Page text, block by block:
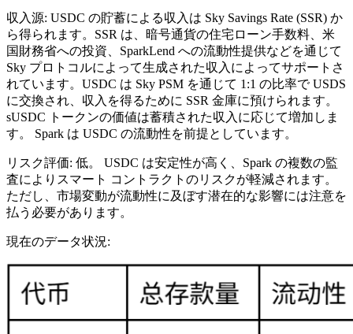
収入源: USDC の貯蓄による収入は Sky Savings Rate (SSR) か
ら得られます。SSR は、暗号通貨の住宅ローン手数料、米
国財務省への投資、SparkLend への流動性提供などを通じて
Sky プロトコルによって生成された収入によってサポートさ
れています。USDC は Sky PSM を通じて 1:1 の比率で USDS
に交換され、収入を得るために SSR 金庫に預けられます。
sUSDC トークンの価値は蓄積された収入に応じて増加しま
す。 Spark は USDC の流動性を前提としています。
リスク評価: 低。 USDC は安定性が高く、Spark の複数の監
査によりスマート コントラクトのリスクが軽減されます。
ただし、市場変動が流動性に及ぼす潜在的な影響には注意を
払う必要があります。
現在のデータ状況: